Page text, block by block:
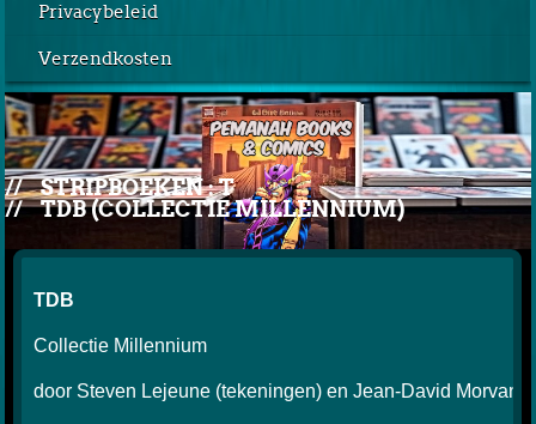
Privacybeleid
Verzendkosten
// STRIPBOEKEN : T
// TDB (COLLECTIE MILLENNIUM)
TDB
Collectie Millennium
door Steven Lejeune (tekeningen) en Jean-David Morvan